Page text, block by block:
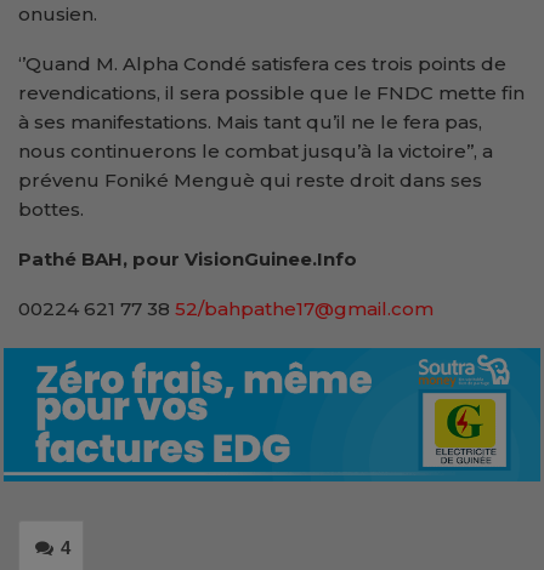
onusien.
‘’Quand M. Alpha Condé satisfera ces trois points de
revendications, il sera possible que le FNDC mette fin
à ses manifestations. Mais tant qu’il ne le fera pas,
nous continuerons le combat jusqu’à la victoire’’, a
prévenu Foniké Menguè qui reste droit dans ses
bottes.
Pathé BAH, pour VisionGuinee.Info
00224 621 77 38 52/bahpathe17@gmail.com
4